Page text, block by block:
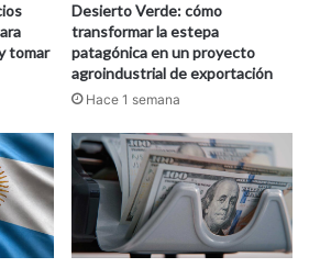
tomar
Desierto Verde: cómo
transformar la estepa
patagónica en un proyecto
agroindustrial de exportación
Hace 1 semana